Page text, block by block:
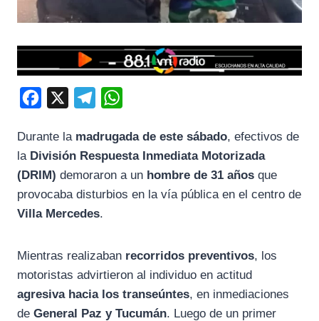
c
e
b
l
e
g
a
t
s
Durante la madrugada de este sábado, efectivos de
la División Respuesta Inmediata Motorizada
(DRIM) demoraron a un hombre de 31 años que
provocaba disturbios en la vía pública en el centro de
Villa Mercedes.
Mientras realizaban recorridos preventivos, los
motoristas advirtieron al individuo en actitud
agresiva hacia los transeúntes, en inmediaciones
de General Paz y Tucumán. Luego de un primer